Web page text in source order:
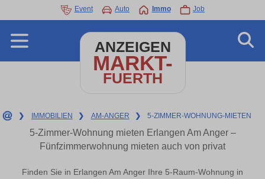
Event Auto Immo Job
ANZEIGEN
MARKT-
FUERTH
❯ IMMOBILIEN ❯ AM-ANGER ❯ 5-ZIMMER-WOHNUNG-MIETEN
5-Zimmer-Wohnung mieten Erlangen Am Anger –
Fünfzimmerwohnung mieten auch von privat
Finden Sie in Erlangen Am Anger Ihre 5-Raum-Wohnung in